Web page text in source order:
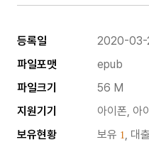
등록일
2020-03-
파일포맷
epub
파일크기
56 M
지원기기
아이폰, 아
보유현황
보유 1 , 대출